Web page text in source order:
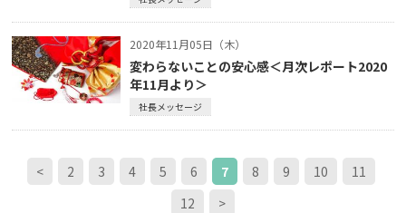
2020年11月05日（木）
変わらないことの安心感＜月次レポート2020
年11月より＞
社長メッセージ
< 2 3 4 5 6 7 8 9 10
11
12
>